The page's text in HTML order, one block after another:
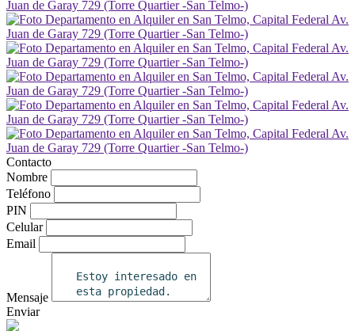
Contacto
Nombre
Teléfono
PIN
Celular
Email
Mensaje
Enviar